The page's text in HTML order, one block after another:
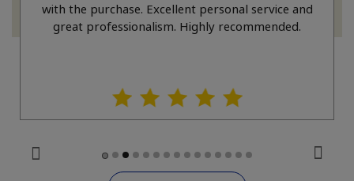
with the purchase. Excellent personal service and
great professionalism. Highly recommended.